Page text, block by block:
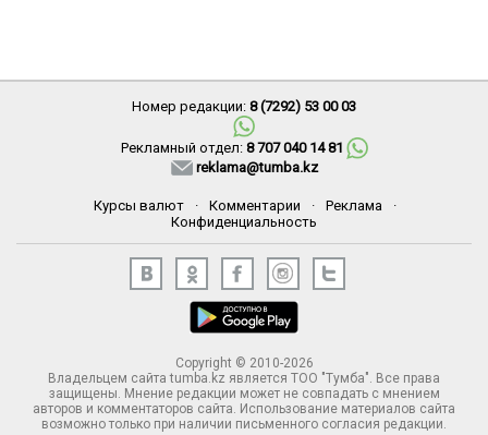
Номер редакции: 8 (7292) 53 00 03
Рекламный отдел: 8 707 040 14 81
reklama@tumba.kz
Курсы валют · Комментарии · Реклама
·
Конфиденциальность
Copyright © 2010-2026
Владельцем сайта tumba.kz является ТОО "Тумба". Все права
защищены. Мнение редакции может не совпадать с мнением
авторов и комментаторов сайта. Использование материалов сайта
возможно только при наличии письменного согласия редакции.